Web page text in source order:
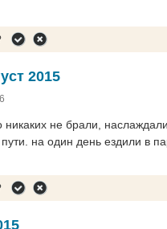
2015
никаких не брали,
на один день ездили в